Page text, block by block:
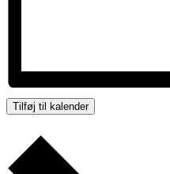
Tilføj til kalender